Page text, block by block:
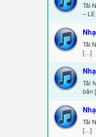
Tải
–
Tải
[…]
Tải
bản
Tải
[…]